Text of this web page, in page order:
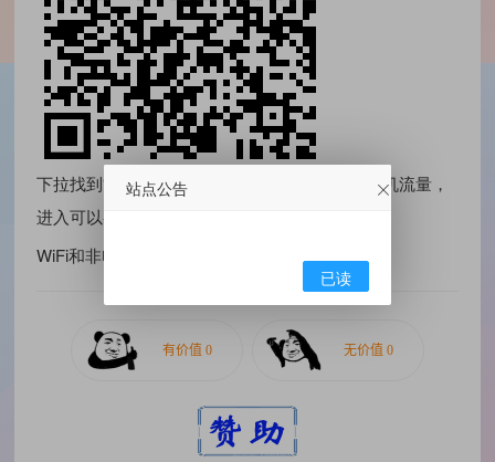
下拉找到“马上参与” 需要关闭WiFi，使用电信手机流量，
进入可以参与抽奖
WiFi和非电信网络可能导致不能参与抽奖
站点公告
已读